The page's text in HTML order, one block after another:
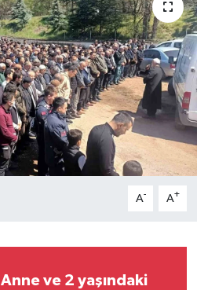
A- A+
Anne ve 2 yaşındaki